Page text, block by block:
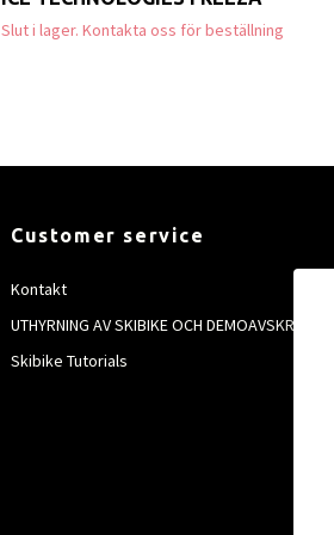
Slut i lager. Kontakta oss för beställning
Customer service
Kontakt
UTHYRNING AV SKIBIKE OCH DEMOAVSKRIFT
Skibike Tutorials